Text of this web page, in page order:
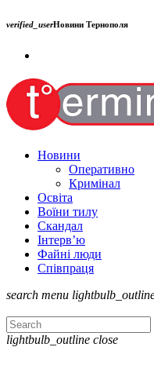
verified_userНовини Тернополя
Новини
Оперативно
Кримінал
Освіта
Воїни тилу
Скандал
Інтерв’ю
Файні люди
Співпраця
search menu
lightbulb_outline close